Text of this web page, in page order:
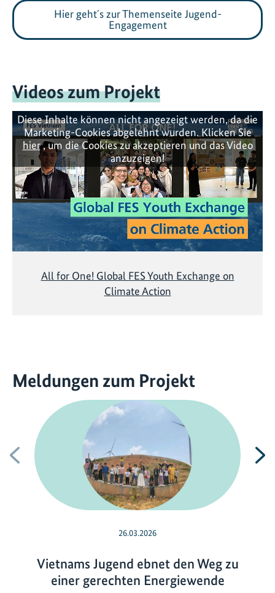
Hier geht´s zur Themenseite Jugend-
Engagement
Videos zum Projekt
Diese Inhalte können nicht angezeigt werden, da die
Marketing-Cookies abgelehnt wurden. Klicken Sie
hier, um die Cookies zu akzeptieren und das Video
anzuzeigen!
All for One! Global FES Youth Exchange on
Climate Action
Meldungen zum Projekt
Vorherige
26.03.2026
Vietnams Jugend ebnet den Weg zu
einer gerechten Energiewende